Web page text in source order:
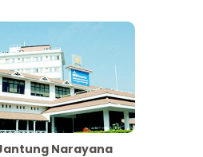
Narayana